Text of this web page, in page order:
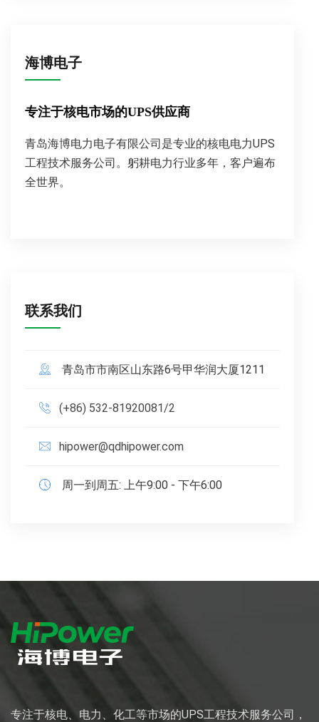
海博电子
专注于核电市场的UPS供应商
青岛海博电力电子有限公司是专业的核电电力UPS
工程技术服务公司。躬耕电力行业多年，客户遍布
全世界。
联系我们
青岛市市南区山东路6号甲华润大厦1211
(+86) 532-81920081/2
hipower@qdhipower.com
周一到周五: 上午9:00 - 下午6:00
专注于核电、电力、化工等市场的UPS工程技术服务公司，